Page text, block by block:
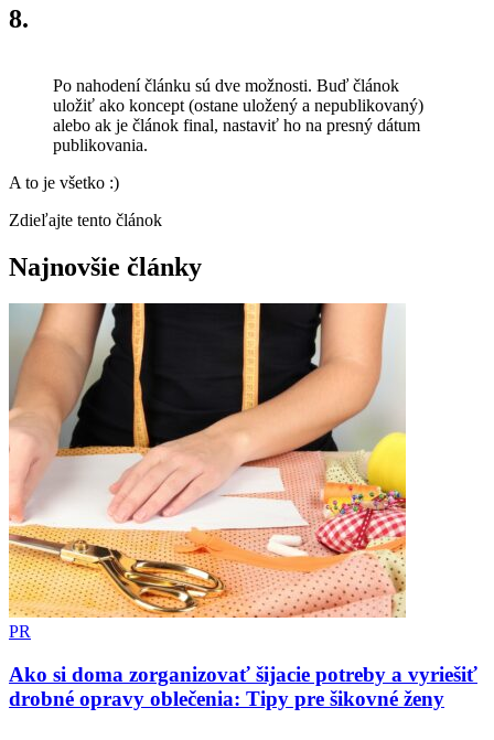
8.
Po nahodení článku sú dve možnosti. Buď článok
uložiť ako koncept (ostane uložený a nepublikovaný)
alebo ak je článok final, nastaviť ho na presný dátum
publikovania.
A to je všetko :)
Zdieľajte tento článok
Najnovšie články
PR
Ako si doma zorganizovať šijacie potreby a vyriešiť
drobné opravy oblečenia: Tipy pre šikovné ženy